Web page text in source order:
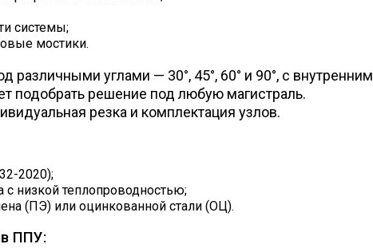
системы;
мостики.
углами — 30°, 45°, 60° и 90°, с внутренним
подобрать решение под любую магистраль.
резка и комплектация узлов.
2020);
с низкой теплопроводностью;
(ПЭ) или оцинкованной стали (ОЦ).
ППУ: